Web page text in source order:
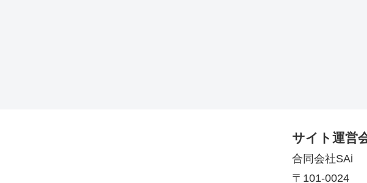
サイト運営
合同会社SAi
〒101-0024